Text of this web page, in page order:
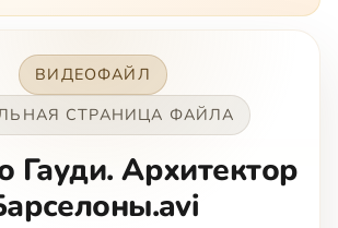
ВИДЕОФАЙЛ
СТРАНИЦА ФАЙЛА
Гауди. Архитектор